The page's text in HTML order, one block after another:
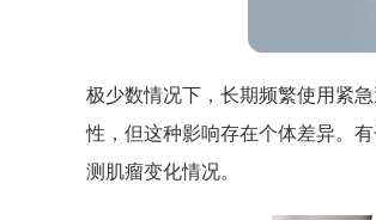
极少数情况下，长期频繁使用紧
性，但这种影响存在个体差异。
测肌瘤变化情况。